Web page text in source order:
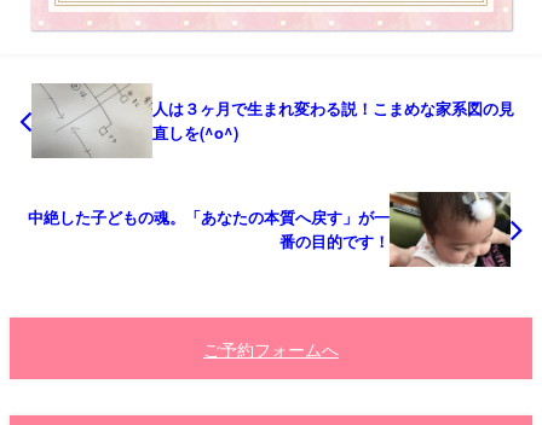
人は３ヶ月で生まれ変わる説！こまめな家系図の見
直しを(^o^)
中絶した子どもの魂。「あなたの本質へ戻す」が一
番の目的です！
ご予約フォームへ